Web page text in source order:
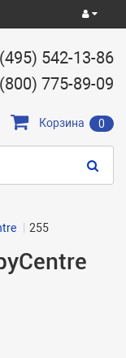
542-13-86
775-89-09
Корзина 0
255